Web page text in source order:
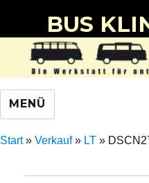
BUS
MENÜ
Start» Verkauf» LT »